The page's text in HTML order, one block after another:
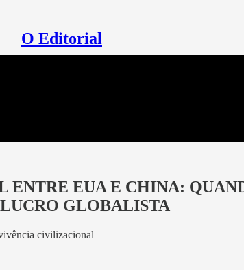
O Editorial
ENTRE EUA E CHINA:
GLOBALISTA
civilizacional